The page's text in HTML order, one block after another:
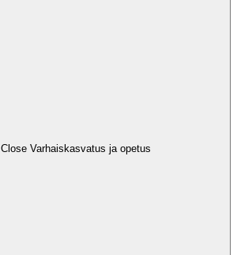
Close Varhaiskasvatus ja opetus